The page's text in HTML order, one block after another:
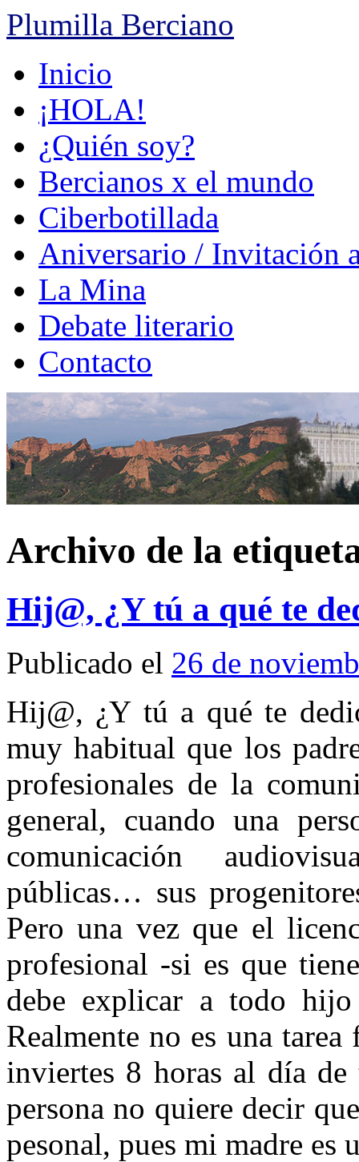
Plumilla Berciano
contenidoInicio
¡HOLA!
¿Quién soy?
Bercianos x el mundo
Ciberbotillada
Aniversario / Invitación
La Mina
Debate literario
Contacto
Archivo de la
Hij@, ¿Y tú a qué te
Publicado el 26 de
Hij@, ¿Y tú a qué te
muy habitual que los
profesionales de la
general, cuando una
comunicación
públicas… sus
Pero una vez que el
profesional -si es que
debe explicar a todo
Realmente no es una
inviertes 8 horas al día
persona no quiere decir
pesonal, pues mi madre es